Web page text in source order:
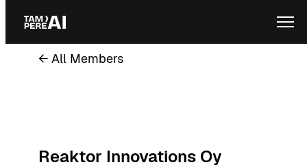
Skip
content
← All Members
Reaktor Innovations Oy